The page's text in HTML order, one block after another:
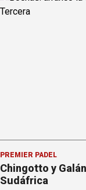
PREMIER PÁDEL
Chingotto y
Sudáfrica